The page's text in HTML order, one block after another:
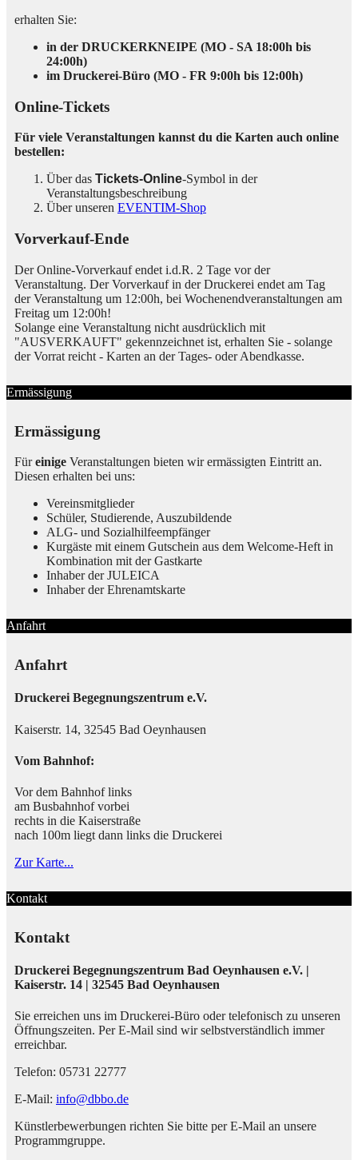
erhalten Sie:
in der DRUCKERKNEIPE (MO - SA 18:00h bis
24:00h)
im Druckerei-Büro (MO - FR 9:00h bis 12:00h)
Online-Tickets
Für viele Veranstaltungen kannst du die Karten auch online
bestellen:
Über das Tickets-Online-Symbol in der
Veranstaltungsbeschreibung
Über unseren EVENTIM-Shop
Vorverkauf-Ende
Der Online-Vorverkauf endet i.d.R. 2 Tage vor der
Veranstaltung. Der Vorverkauf in der Druckerei endet am Tag
der Veranstaltung um 12:00h, bei Wochenendveranstaltungen am
Freitag um 12:00h!
Solange eine Veranstaltung nicht ausdrücklich mit
"AUSVERKAUFT" gekennzeichnet ist, erhalten Sie - solange
der Vorrat reicht - Karten an der Tages- oder Abendkasse.
Ermässigung
Ermässigung
Füreinige Veranstaltungen bieten wir ermässigten Eintritt an.
Diesen erhalten bei uns:
Vereinsmitglieder
Schüler, Studierende, Auszubildende
ALG- und Sozialhilfeempfänger
Kurgäste mit einem Gutschein aus dem Welcome-Heft in
Kombination mit der Gastkarte
Inhaber der JULEICA
Inhaber der Ehrenamtskarte
Anfahrt
Anfahrt
Druckerei Begegnungszentrum e.V.
Kaiserstr. 14, 32545 Bad Oeynhausen
Vom Bahnhof:
Vor dem Bahnhof links
am Busbahnhof vorbei
rechts in die Kaiserstraße
nach 100m liegt dann links die Druckerei
Zur Karte...
Kontakt
Kontakt
Druckerei Begegnungszentrum Bad Oeynhausen e.V. |
Kaiserstr. 14 | 32545 Bad Oeynhausen
Sie erreichen uns im Druckerei-Büro oder telefonisch zu unseren
Öffnungszeiten. Per E-Mail sind wir selbstverständlich immer
erreichbar.
Telefon: 05731 22777
E-Mail: info@dbbo.de
Künstlerbewerbungen richten Sie bitte per E-Mail an unsere
Programmgruppe.